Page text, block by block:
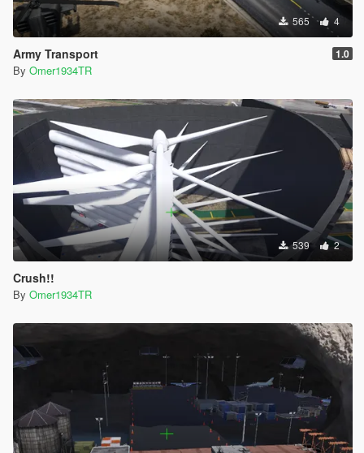
565 4
Army Transport 1.0
By Omer1934TR
539 2
Crush!!
By Omer1934TR